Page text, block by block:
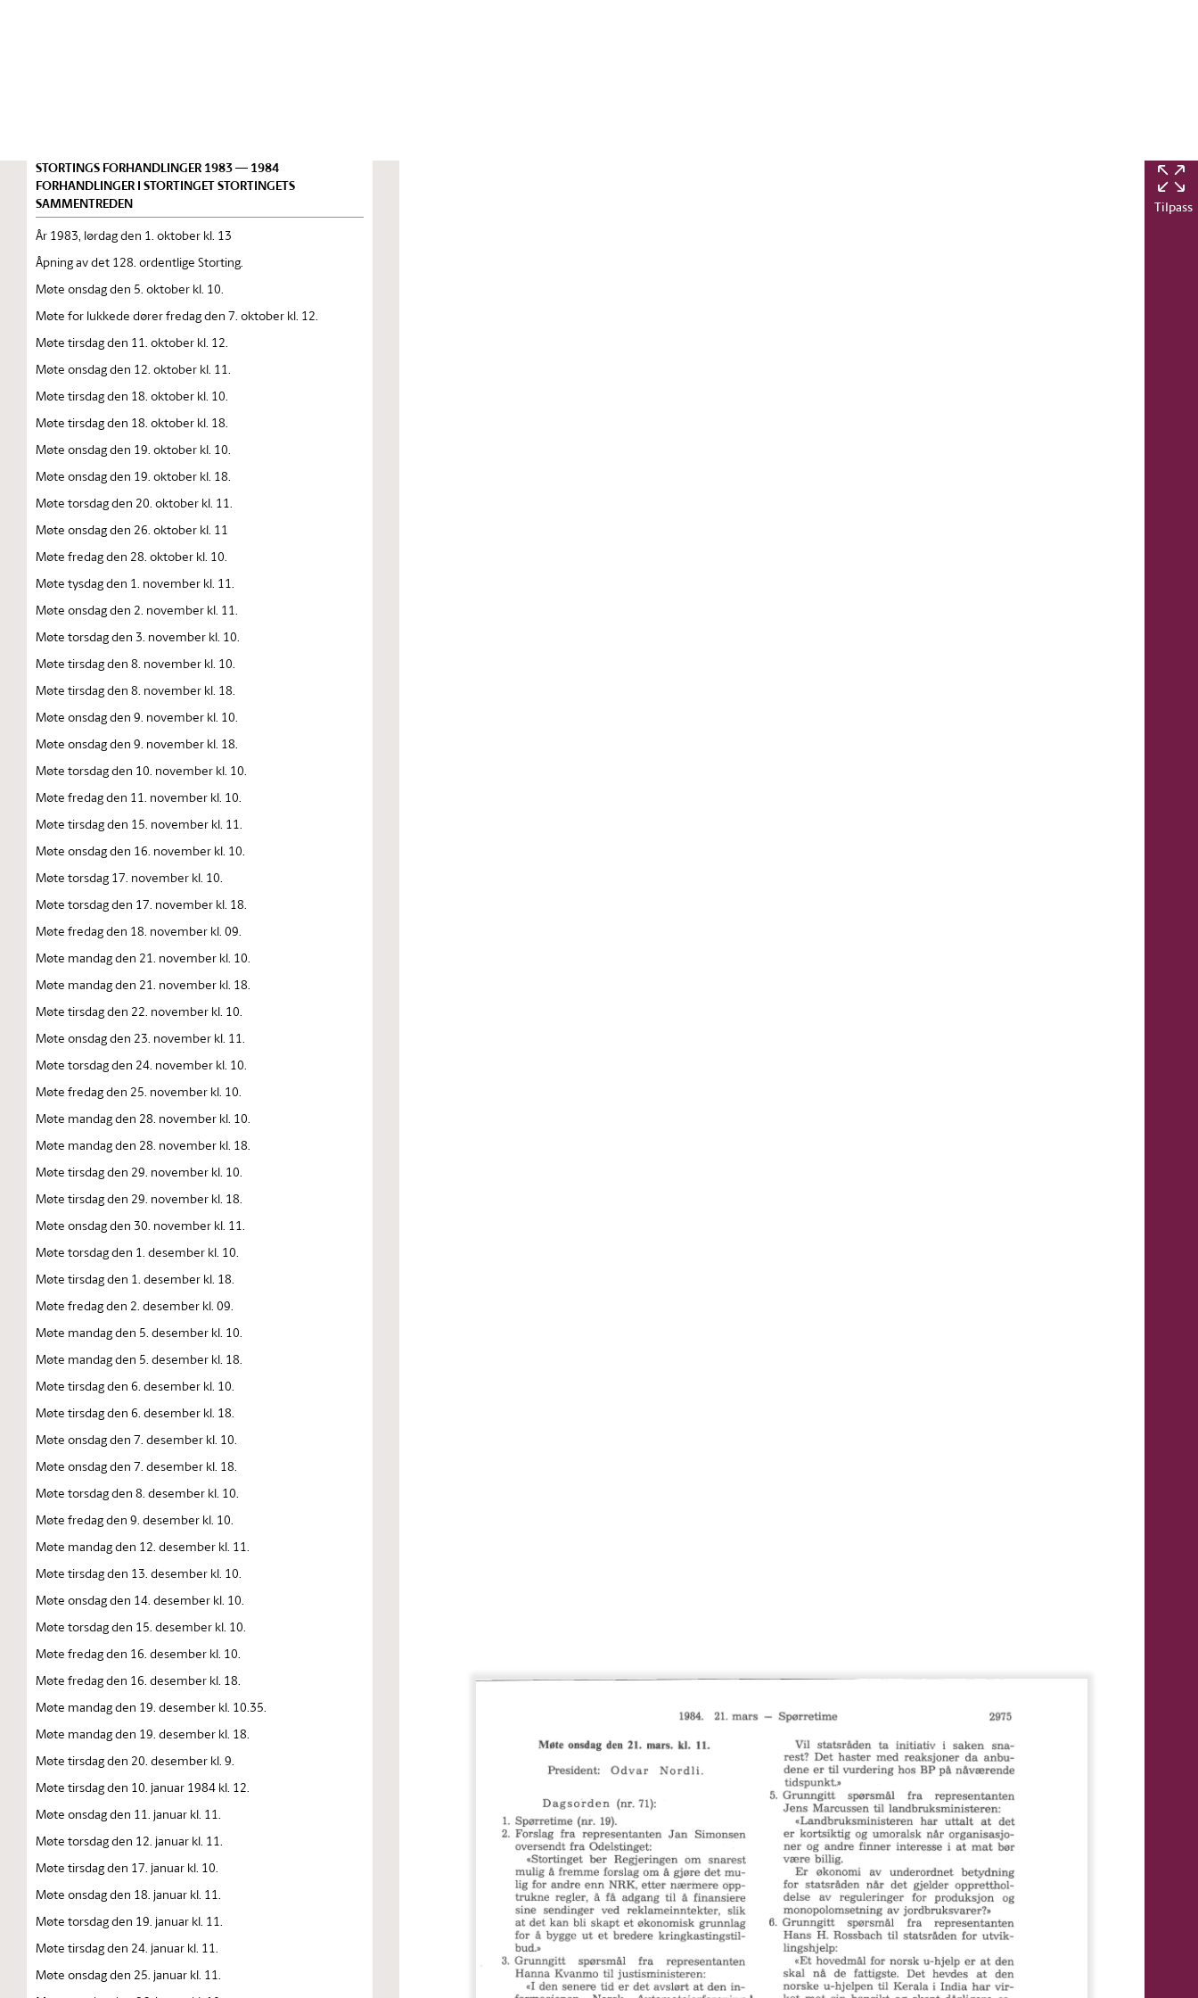
STORTINGS FORHANDLINGER 1983 — 1984
FORHANDLINGER I STORTINGET STORTINGETS
SAMMENTREDEN
År 1983, lørdag den 1. oktober kl. 13
Åpning av det 128. ordentlige Storting.
Møte onsdag den 5. oktober kl. 10.
Møte for lukkede dører fredag den 7. oktober kl. 12.
Møte tirsdag den 11. oktober kl. 12.
Møte onsdag den 12. oktober kl. 11.
Møte tirsdag den 18. oktober kl. 10.
Møte tirsdag den 18. oktober kl. 18.
Møte onsdag den 19. oktober kl. 10.
Møte onsdag den 19. oktober kl. 18.
Møte torsdag den 20. oktober kl. 11.
Møte onsdag den 26. oktober kl. 11
Møte fredag den 28. oktober kl. 10.
Møte tysdag den 1. november kl. 11.
Møte onsdag den 2. november kl. 11.
Møte torsdag den 3. november kl. 10.
Møte tirsdag den 8. november kl. 10.
Møte tirsdag den 8. november kl. 18.
Møte onsdag den 9. november kl. 10.
Møte onsdag den 9. november kl. 18.
Møte torsdag den 10. november kl. 10.
Møte fredag den 11. november kl. 10.
Møte tirsdag den 15. november kl. 11.
Møte onsdag den 16. november kl. 10.
Møte torsdag 17. november kl. 10.
Møte torsdag den 17. november kl. 18.
Møte fredag den 18. november kl. 09.
Møte mandag den 21. november kl. 10.
Møte mandag den 21. november kl. 18.
Møte tirsdag den 22. november kl. 10.
Møte onsdag den 23. november kl. 11.
Møte torsdag den 24. november kl. 10.
Møte fredag den 25. november kl. 10.
Møte mandag den 28. november kl. 10.
Møte mandag den 28. november kl. 18.
Møte tirsdag den 29. november kl. 10.
Møte tirsdag den 29. november kl. 18.
Møte onsdag den 30. november kl. 11.
Møte torsdag den 1. desember kl. 10.
Møte tirsdag den 1. desember kl. 18.
Møte fredag den 2. desember kl. 09.
Møte mandag den 5. desember kl. 10.
Møte mandag den 5. desember kl. 18.
Møte tirsdag den 6. desember kl. 10.
Møte tirsdag den 6. desember kl. 18.
Møte onsdag den 7. desember kl. 10.
Møte onsdag den 7. desember kl. 18.
Møte torsdag den 8. desember kl. 10.
Møte fredag den 9. desember kl. 10.
Møte mandag den 12. desember kl. 11.
Møte tirsdag den 13. desember kl. 10.
Møte onsdag den 14. desember kl. 10.
Møte torsdag den 15. desember kl. 10.
Møte fredag den 16. desember kl. 10.
Møte fredag den 16. desember kl. 18.
Møte mandag den 19. desember kl. 10.35.
Møte mandag den 19. desember kl. 18.
Møte tirsdag den 20. desember kl. 9.
Møte tirsdag den 10. januar 1984 kl. 12.
Møte onsdag den 11. januar kl. 11.
Møte torsdag den 12. januar kl. 11.
Møte tirsdag den 17. januar kl. 10.
Møte onsdag den 18. januar kl. 11.
Møte torsdag den 19. januar kl. 11.
Møte tirsdag den 24. januar kl. 11.
Møte onsdag den 25. januar kl. 11.